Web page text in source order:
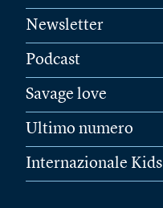
Newsletter
Podcast
Savage love
Ultimo numero
Internazionale Kids